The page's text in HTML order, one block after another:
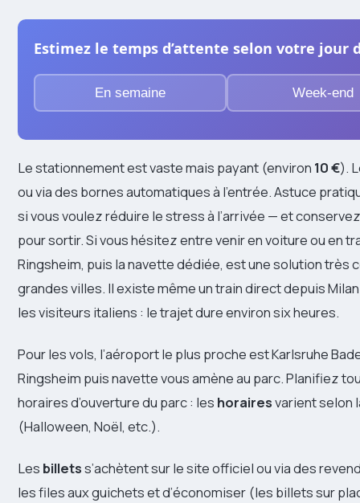
Estimez le temps d’attente selon votre jour
En semaine Week-end
Le stationnement est vaste mais payant (environ 10 €).
ou via des bornes automatiques à l’entrée. Astuce
si vous voulez réduire le stress à l’arrivée — et
pour sortir. Si vous hésitez entre venir en voiture ou en
Ringsheim, puis la navette dédiée, est une solution très
grandes villes. Il existe même un train direct depuis
les visiteurs italiens : le trajet dure environ six heures.
Pour les vols, l’aéroport le plus proche est Karlsruhe
Ringsheim puis navette vous amène au parc. Planifiez
horaires d’ouverture du parc : les horairesvarient selon
(Halloween, Noël, etc.).
Les billetss’achètent sur le site officiel ou via des
les files aux guichets et d’économiser (les billets sur